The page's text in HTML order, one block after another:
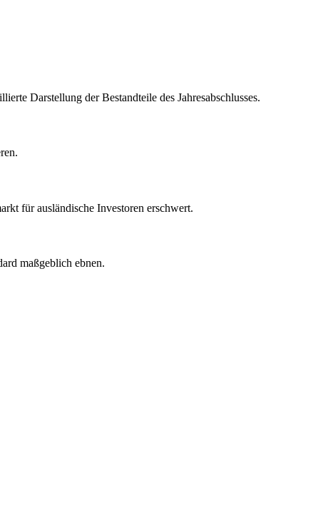
Darstellung der Bestandteile des Jahresabschlusses.
für ausländische Investoren erschwert.
maßgeblich ebnen.